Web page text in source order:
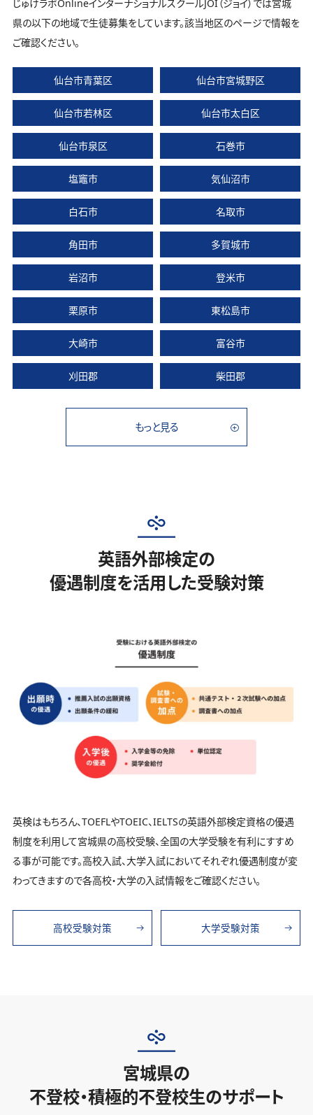
じゅけラボOnlineインターナショナルスクールJOI（ジョイ）では宮城
県の以下の地域で生徒募集をしています。該当地区のページで情報を
ご確認ください。
仙台市青葉区 仙台市宮城野区
仙台市若林区 仙台市太白区
仙台市泉区 石巻市
塩竈市 気仙沼市
白石市 名取市
角田市 多賀城市
岩沼市 登米市
栗原市 東松島市
大崎市 富谷市
刈田郡 柴田郡
もっと見る
英語外部検定の
優遇制度を活用した受験対策
英検はもちろん、TOEFLやTOEIC、IELTSの英語外部検定資格の優遇
制度を利用して宮城県の高校受験、全国の大学受験を有利にすすめ
る事が可能です。高校入試、大学入試においてそれぞれ優遇制度が変
わってきますので各高校・大学の入試情報をご確認ください。
高校受験対策 大学受験対策
宮城県の
不登校・積極的不登校生のサポート